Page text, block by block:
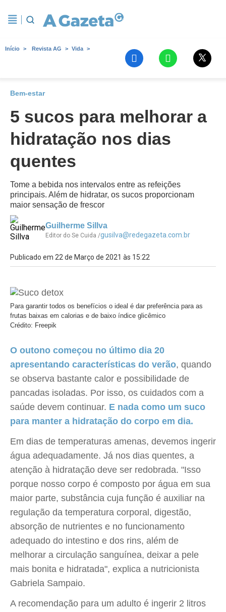
Início Revista AG Vida
Bem-estar
5 sucos para melhorar a
hidratação nos dias
quentes
Tome a bebida nos intervalos entre as refeições
principais. Além de hidratar, os sucos proporcionam
maior sensação de frescor
Guilherme Sillva
Editor do Se Cuida /gusilva@redegazeta.com.br
Publicado em 22 de Março de 2021 às 15:22
Para garantir todos os benefícios o ideal é dar preferência para as
frutas baixas em calorias e de baixo índice glicêmico
Crédito: Freepik
O outono começou no último dia 20
apresentando características do verão, quando
se observa bastante calor e possibilidade de
pancadas isoladas. Por isso, os cuidados com a
saúde devem continuar. E nada como um suco
para manter a hidratação do corpo em dia.
Em dias de temperaturas amenas, devemos ingerir
água adequadamente. Já nos dias quentes, a
atenção à hidratação deve ser redobrada. "Isso
porque nosso corpo é composto por água em sua
maior parte, substância cuja função é auxiliar na
regulação da temperatura corporal, digestão,
absorção de nutrientes e no funcionamento
adequado do intestino e dos rins, além de
melhorar a circulação sanguínea, deixar a pele
mais bonita e hidratada", explica a nutricionista
Gabriela Sampaio.
A recomendação para um adulto é ingerir 2 litros